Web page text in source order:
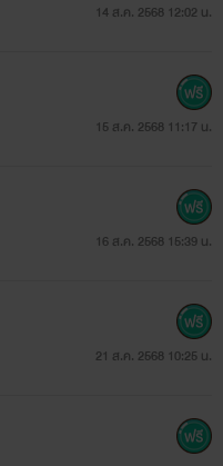
14 ส.ค. 2568 12:02 น.
15 ส.ค. 2568 11:17 น.
16 ส.ค. 2568 15:39 น.
21 ส.ค. 2568 10:25 น.